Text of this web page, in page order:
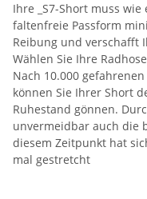
Ihre _S7-Short muss
faltenfreie Passform
Reibung und verschafft
Wählen Sie Ihre
Nach 10.000
können Sie Ihrer Short
Ruhestand gönnen.
unvermeidbar auch die
diesem Zeitpunkt hat
mal gestretcht